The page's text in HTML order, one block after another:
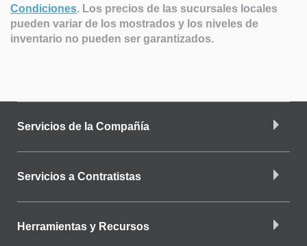
Condiciones. Los precios de las sucursales locales
pueden variar de los mostrados y los niveles de
inventario no pueden ser garantizados.
Servicios de la Compañía
Servicios a Contratistas
Herramientas y Recursos